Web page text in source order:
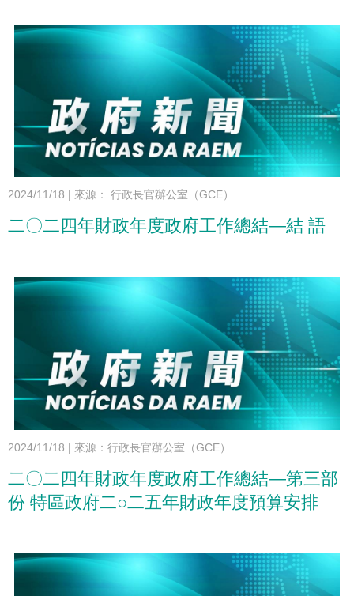
2024/11/18 | 來源： 行政長官辦公室（GCE）
二〇二四年財政年度政府工作總結—結 語
2024/11/18 | 來源：行政長官辦公室（GCE）
二〇二四年財政年度政府工作總結—第三部
份 特區政府二○二五年財政年度預算安排